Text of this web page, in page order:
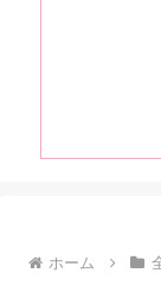
ホーム